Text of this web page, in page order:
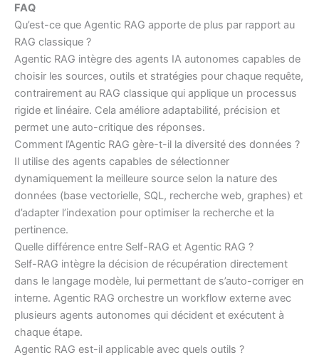
FAQ
Qu’est-ce que Agentic RAG apporte de plus par rapport au
RAG classique ?
Agentic RAG intègre des agents IA autonomes capables de
choisir les sources, outils et stratégies pour chaque requête,
contrairement au RAG classique qui applique un processus
rigide et linéaire. Cela améliore adaptabilité, précision et
permet une auto-critique des réponses.
Comment l’Agentic RAG gère-t-il la diversité des données ?
Il utilise des agents capables de sélectionner
dynamiquement la meilleure source selon la nature des
données (base vectorielle, SQL, recherche web, graphes) et
d’adapter l’indexation pour optimiser la recherche et la
pertinence.
Quelle différence entre Self-RAG et Agentic RAG ?
Self-RAG intègre la décision de récupération directement
dans le langage modèle, lui permettant de s’auto-corriger en
interne. Agentic RAG orchestre un workflow externe avec
plusieurs agents autonomes qui décident et exécutent à
chaque étape.
Agentic RAG est-il applicable avec quels outils ?